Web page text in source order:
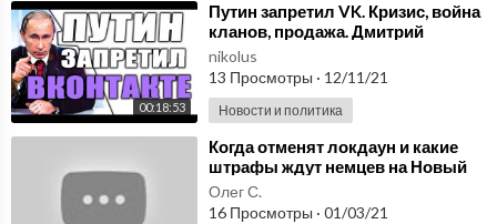
00:18:53
⁣Путин запретил VK. Кризис, война
кланов, продажа. Дмитрий
Потапенко. Новости 1.0
nikolus
13 Просмотры · 12/11/21
Новости и политика
⁣Когда отменят локдаун и какие
штрафы ждут немцев на Новый
год / Новости Германии /
31.12.2020
Олег С.
16 Просмотры · 01/03/21